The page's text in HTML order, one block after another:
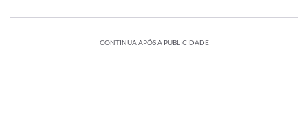
CONTINUA APÓS A PUBLICIDADE